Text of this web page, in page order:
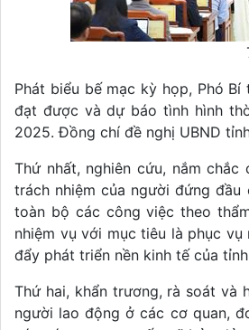
Phát biểu bế mạc kỳ họp, Phó
đạt được và dự báo tình hình
2025. Đồng chí đề nghị UBND
Thứ nhất, nghiên cứu, nắm
trách nhiệm của người đứng
toàn bộ các công việc theo
nhiệm vụ với mục tiêu là phục
đẩy phát triển nền kinh tế của
Thứ hai, khẩn trương, rà soát và
người lao động ở các cơ quan,